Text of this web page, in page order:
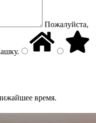
Пожалуйста,
.
время.